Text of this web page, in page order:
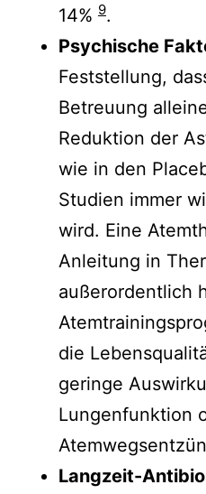
14% 9.
Psychische
Feststellung,
Betreuung
Reduktion der
wie in den
Studien immer
wird. Eine
Anleitung in
außerordentlich
die
geringe
Lungenfunktion
Langzeit-